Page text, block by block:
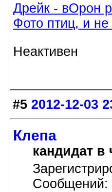
Дрейк - вОрон
Фото птиц, и не
Неактивен
#5 2012-12-03
Клепа
кандидат в
Сообщений: